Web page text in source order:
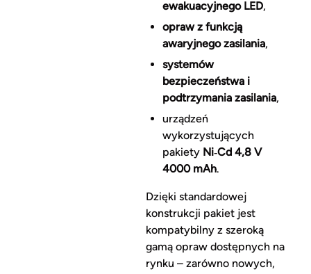
ewakuacyjnego LED,
opraw z funkcją
awaryjnego zasilania,
systemów
bezpieczeństwa i
podtrzymania zasilania,
urządzeń
wykorzystujących
pakiety Ni‑Cd 4,8 V
4000 mAh.
Dzięki standardowej
konstrukcji pakiet jest
kompatybilny z szeroką
gamą opraw dostępnych na
rynku – zarówno nowych,